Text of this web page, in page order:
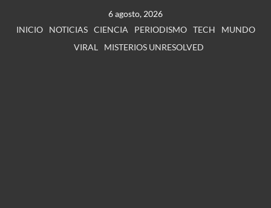
6 agosto, 2026
INICIO
NOTICIAS CIENCIA PERIODISMO TECH
MUNDO
VIRAL
MISTERIOS UNRESOLVED